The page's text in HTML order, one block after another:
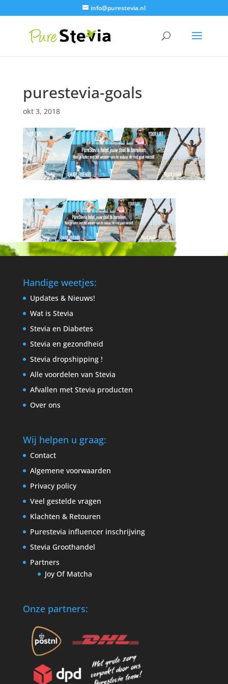
info@purestevia.nl
purestevia-goals
okt 3, 2018
Handige weetjes:
Updates & Nieuws!
Wat is Stevia
Stevia en Diabetes
Stevia en gezondheid
Stevia dropshipping !
Alle voordelen van Stevia
Afvallen met Stevia producten
Over ons
Wij helpen u graag:
Contact
Algemene voorwaarden
Privacy policy
Veel gestelde vragen
Klachten & Retouren
Purestevia influencer inschrijving
Stevia Groothandel
Partners
Joy Of Matcha
Onze partners: